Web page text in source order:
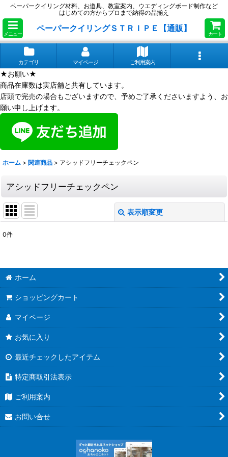
ペーパークイリング材料、お道具、教室案内、ウエディングボード制作など
はじめての方からプロまで納得の品揃え
メニュー
ペーパークイリングＳＴＲＩＰＥ【通販】
カート
カテゴリ マイページ ご利用案内
★お願い★
商品在庫数は実店舗と共有しています。
店頭で完売の場合もございますので、予めご了承くださいますよう、お
願い申し上げます。
ホーム > 関連商品 > アシッドフリーチェックペン
アシッドフリーチェックペン
表示順変更
並び順:
0件
ホーム
ショッピングカート
マイページ
お気に入り
最近チェックしたアイテム
特定商取引法表示
ご利用案内
お問い合せ